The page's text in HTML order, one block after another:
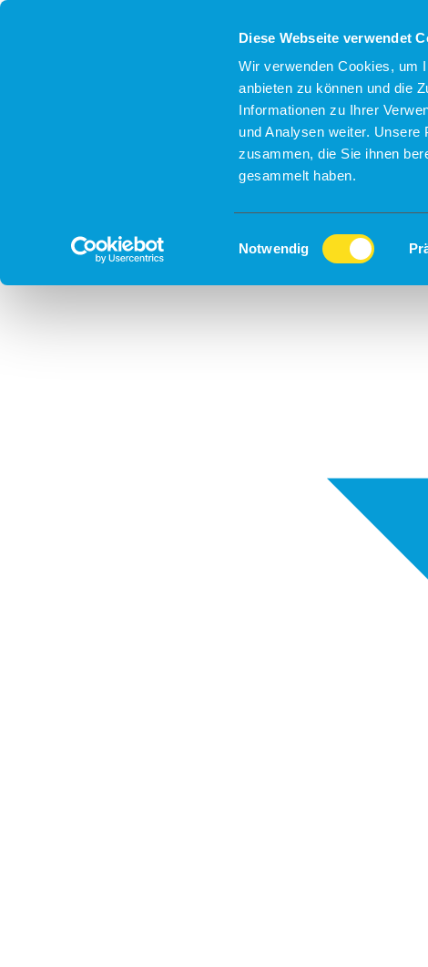
Diese Webseite verwendet
Wir verwenden Cookies, um
anbieten zu können und die
Informationen zu Ihrer
und Analysen weiter.
zusammen, die Sie ihnen
gesammelt haben.
Einwilligungsauswahl
Notwendig